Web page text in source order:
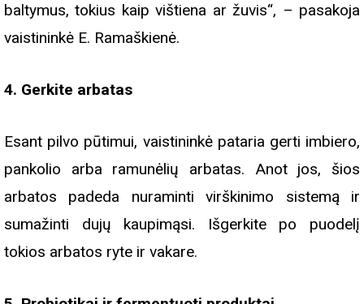
baltymus, tokius kaip vištiena ar žuvis“, – pasakoja
vaistininkė E. Ramaškienė.
4. Gerkite arbatas
Esant pilvo pūtimui, vaistininkė pataria gerti imbiero,
pankolio arba ramunėlių arbatas. Anot jos, šios
arbatos padeda nuraminti virškinimo sistemą ir
sumažinti dujų kaupimąsi. Išgerkite po puodelį
tokios arbatos ryte ir vakare.